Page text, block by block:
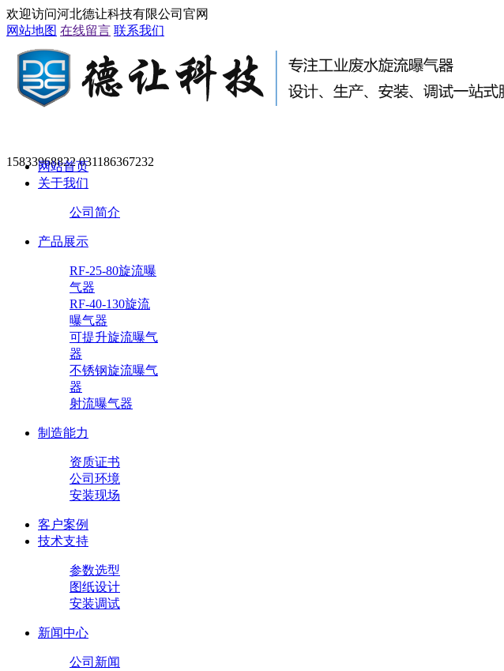
欢迎访问河北德让科技有限公司官网
网站地图 在线留言 联系我们
15833968822 031186367232
网站首页
关于我们
公司简介
产品展示
RF-25-80旋流曝
气器
RF-40-130旋流
曝气器
可提升旋流曝气
器
不锈钢旋流曝气
器
射流曝气器
制造能力
资质证书
公司环境
安装现场
客户案例
技术支持
参数选型
图纸设计
安装调试
新闻中心
公司新闻